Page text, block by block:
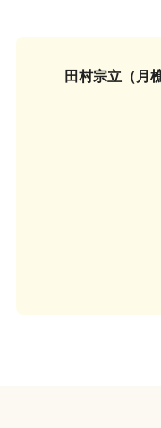
田村宗立（月